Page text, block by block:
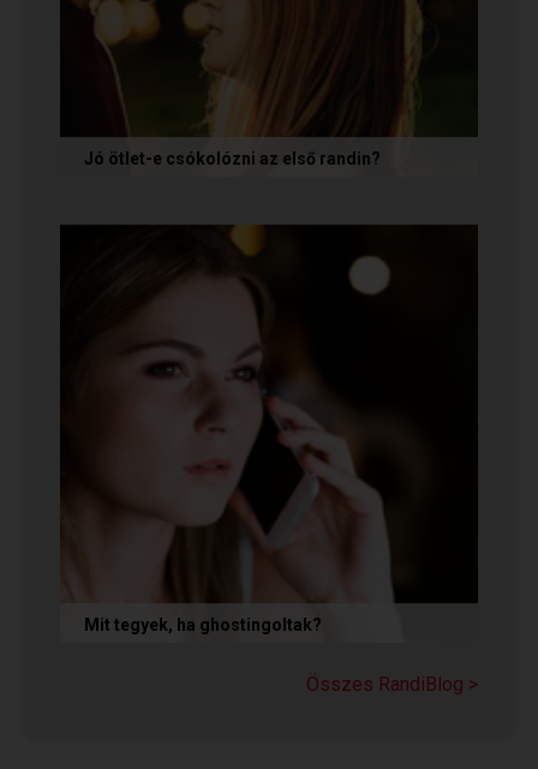
Jó ötlet-e csókolózni az első randin?
az azt jelenti, hogy nem...
Mit tegyek, ha ghostingoltak?
a legfontosabb teendőd: ne fuss utána, ne küldj
Összes RandiBlog >